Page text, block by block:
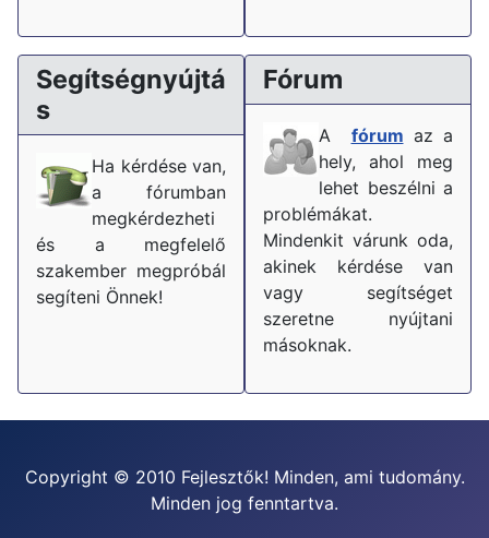
Segítségnyújtá
s
Ha kérdése van,
a fórumban
megkérdezheti
és a megfelelő
szakember megpróbál
segíteni Önnek!
Fórum
A fórum az a
hely, ahol meg
lehet beszélni a
problémákat.
Mindenkit várunk oda,
akinek kérdése van
vagy segítséget
szeretne nyújtani
másoknak.
Copyright © 2010 Fejlesztők! Minden, ami tudomány.
Minden jog fenntartva.